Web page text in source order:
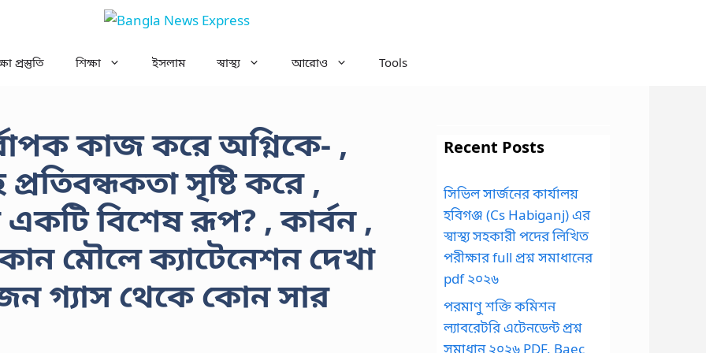
প্রস্তুতি শিক্ষা ইসলাম স্বাস্থ্য আরোও Tools
কাজ করে অগ্নিকে- ,
সৃষ্টি করে ,
বিশেষ রূপ? , কার্বন ,
মৌলে ক্যাটেনেশন দেখা
গ্যাস থেকে কোন সার
Recent Posts
সিভিল সার্জনের কার্যালয়
হবিগঞ্জ (Cs Habiganj) এর
স্বাস্থ্য সহকারী পদের লিখিত
পরীক্ষার full প্রশ্ন সমাধানের
pdf ২০২৬
পরমাণু শক্তি কমিশন
ল্যাবরেটরি এটেনডেন্ট প্রশ্ন
সমাধান ২০২৬ PDF, Baec